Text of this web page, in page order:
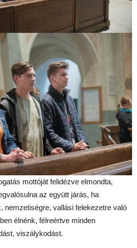
mottóját felidézve elmondta,
az együtt járás, ha
nemzetiségre, vallási felekezetre való
élnénk, félreértve minden
viszálykodást.